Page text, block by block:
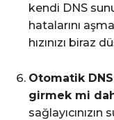
kendi DNS
hatalarını
hızınızı biraz
Otomatik
girmek mi